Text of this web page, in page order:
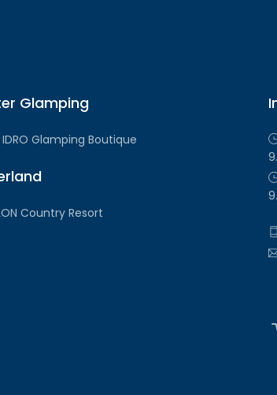
Glamping
IDRO Glamping Boutique
Country Resort